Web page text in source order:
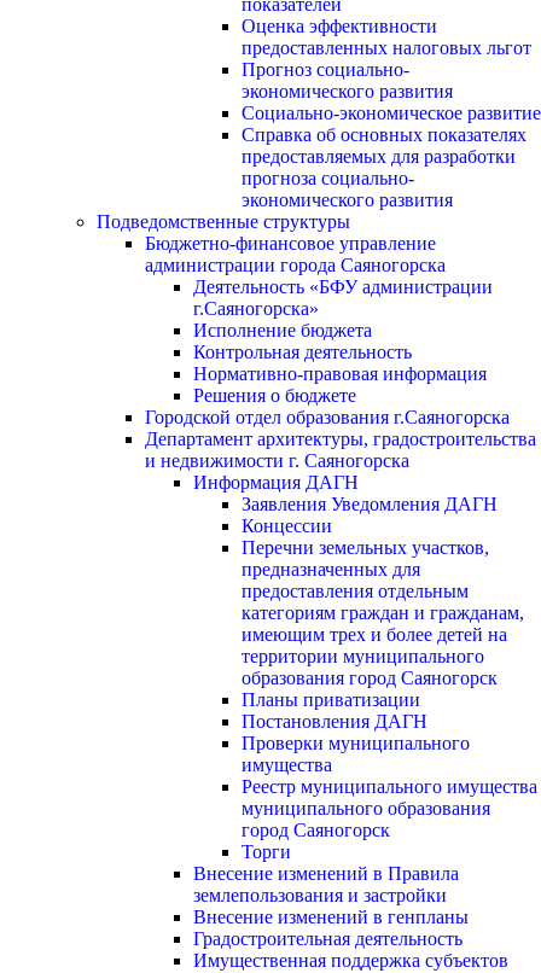
показателей
Оценка эффективности
предоставленных налоговых льгот
Прогноз социально-
экономического развития
Социально-экономическое развитие
Справка об основных показателях
предоставляемых для разработки
прогноза социально-
экономического развития
Подведомственные структуры
Бюджетно-финансовое управление
администрации города Саяногорска
Деятельность «БФУ администрации
г.Саяногорска»
Исполнение бюджета
Контрольная деятельность
Нормативно-правовая информация
Решения о бюджете
Городской отдел образования г.Саяногорска
Департамент архитектуры, градостроительства
и недвижимости г. Саяногорска
Информация ДАГН
Заявления Уведомления ДАГН
Концессии
Перечни земельных участков,
предназначенных для
предоставления отдельным
категориям граждан и гражданам,
имеющим трех и более детей на
территории муниципального
образования город Саяногорск
Планы приватизации
Постановления ДАГН
Проверки муниципального
имущества
Реестр муниципального имущества
муниципального образования
город Саяногорск
Торги
Внесение изменений в Правила
землепользования и застройки
Внесение изменений в генпланы
Градостроительная деятельность
Имущественная поддержка субъектов